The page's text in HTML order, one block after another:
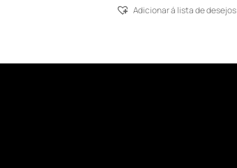
Adicionar á lista de desejos